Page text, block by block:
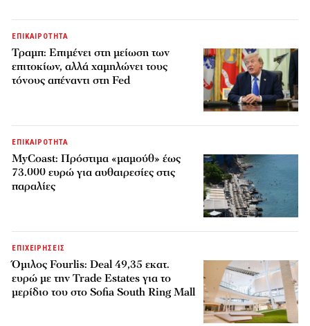
ΕΠΙΚΑΙΡΟΤΗΤΑ
Τραμπ: Επιμένει στη μείωση των
επιτοκίων, αλλά χαμηλώνει τους
τόνους απέναντι στη Fed
ΕΠΙΚΑΙΡΟΤΗΤΑ
MyCoast: Πρόστιμα «μαμούθ» έως
73.000 ευρώ για αυθαιρεσίες στις
παραλίες
ΕΠΙΧΕΙΡΗΣΕΙΣ
Όμιλος Fourlis: Deal 49,35 εκατ.
ευρώ με την Trade Estates για το
μερίδιο του στο Sofia South Ring Mall